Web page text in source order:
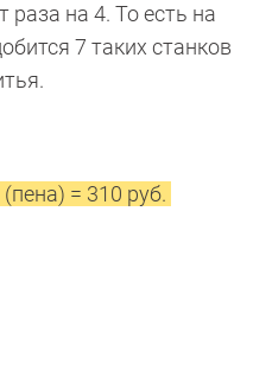
раза на 4. То есть на
7 таких станков
= 310 руб.